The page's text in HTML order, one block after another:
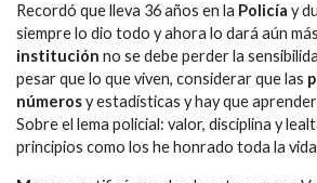
Recordó que lleva 36 años en la Policía y
siempre lo dio todo y ahora lo dará aún
institución no se debe perder la
pesar que lo que viven, considerar que las
númerosy estadísticas y hay que
Sobre el lema policial: valor, disciplina y
principios como los he honrado toda la